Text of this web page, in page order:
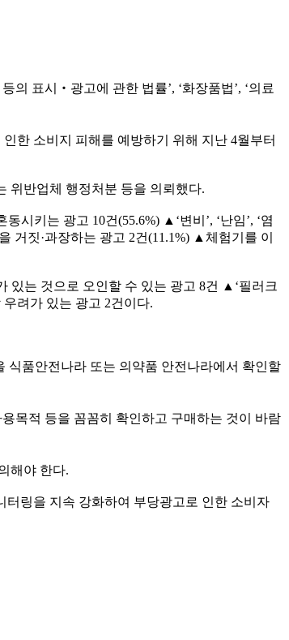
표시‧광고에 관한 법률’, ‘화장품법’, ‘의료
한 소비지 피해를 예방하기 위해 지난 4월부터
위반업체 행정처분 등을 의뢰했다.
시키는 광고 10건(55.6%) ▲‘변비’, ‘난임’, ‘염
거짓·과장하는 광고 2건(11.1%) ▲체험기를 이
있는 것으로 오인할 수 있는 광고 8건 ▲‘필러크
려가 있는 광고 2건이다.
식품안전나라 또는 의약품 안전나라에서 확인할
목적 등을 꼼꼼히 확인하고 구매하는 것이 바람
해야 한다.
링을 지속 강화하여 부당광고로 인한 소비자